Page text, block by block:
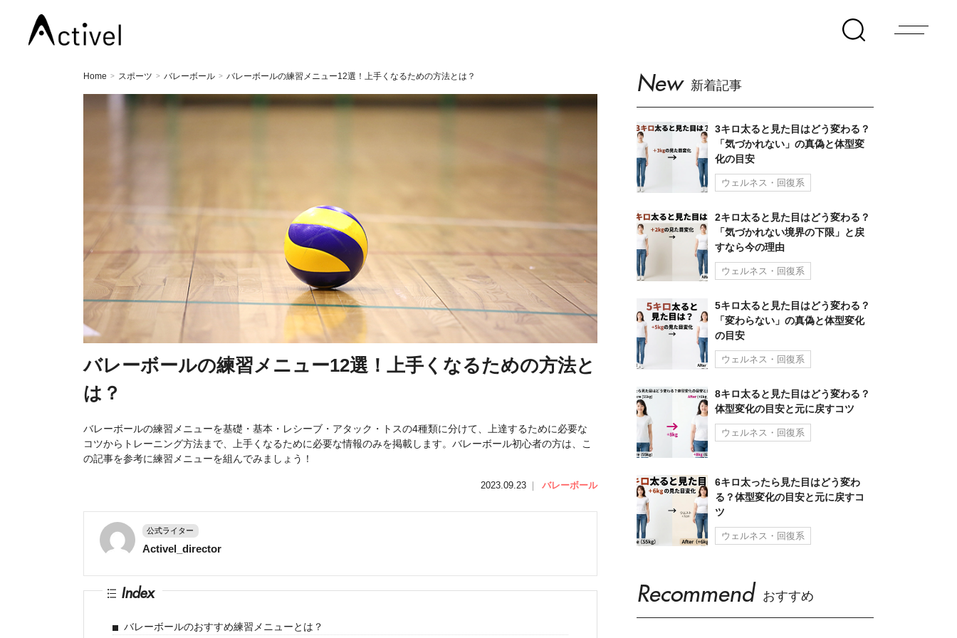
Home > スポーツ > バレーボール > バレーボールの練習メニュー12選！上手くなるための方法とは？
バレーボールの練習メニュー12選！上手くなるための方法と
は？
バレーボールの練習メニューを基礎・基本・レシーブ・アタック・トスの4種類に分けて、上達するために必要な
コツからトレーニング方法まで、上手くなるために必要な情報のみを掲載します。バレーボール初心者の方は、こ
の記事を参考に練習メニューを組んでみましょう！
2023.09.23 ｜ バレーボール
公式ライター
Activel_director
Index
バレーボールのおすすめ練習メニューとは？
New 新着記事
3キロ太ると見た目はどう変わる？
「気づかれない」の真偽と体型変
化の目安
ウェルネス・回復系
2キロ太ると見た目はどう変わる？
「気づかれない境界の下限」と戻
すなら今の理由
ウェルネス・回復系
5キロ太ると見た目はどう変わる？
「変わらない」の真偽と体型変化
の目安
ウェルネス・回復系
8キロ太ると見た目はどう変わる？
体型変化の目安と元に戻すコツ
ウェルネス・回復系
6キロ太ったら見た目はどう変わ
る？体型変化の目安と元に戻すコ
ツ
ウェルネス・回復系
Recommend おすすめ